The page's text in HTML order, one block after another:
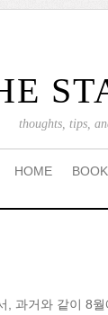
thoughts, tips,
HOME
, 과거와 같이 8